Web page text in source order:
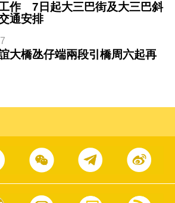
作 7日起大三巴街及大三巴斜
通安排
大橋氹仔端兩段引橋周六起再